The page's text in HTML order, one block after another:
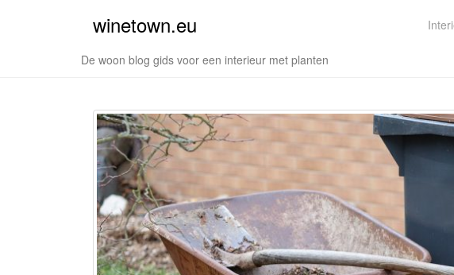
winetown.eu
De woon blog gids voor een interieur met planten